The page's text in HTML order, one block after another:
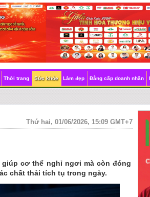
Thời trang Sức khỏe Làm đẹp Đẳng cấp doanh nhân
Thứ hai, 01/06/2026, 15:09 GMT+7
cơ thể nghỉ ngơi mà còn đóng
chất thải tích tụ trong ngày.